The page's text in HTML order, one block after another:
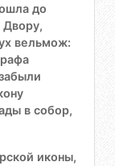
до
Двору,
вельмож:
в собор,
иконы,